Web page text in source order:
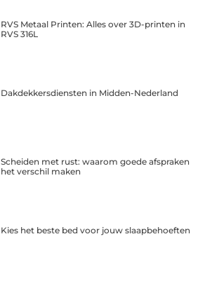
RVS Metaal Printen: Alles over 3D-printen in
RVS 316L
Dakdekkersdiensten in Midden-Nederland
Scheiden met rust: waarom goede afspraken
het verschil maken
Kies het beste bed voor jouw slaapbehoeften